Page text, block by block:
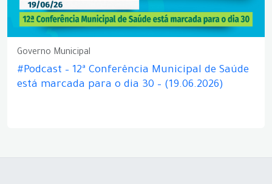
Governo Municipal
#Podcast – 12ª Conferência Municipal de Saúde
está marcada para o dia 30 – (19.06.2026)